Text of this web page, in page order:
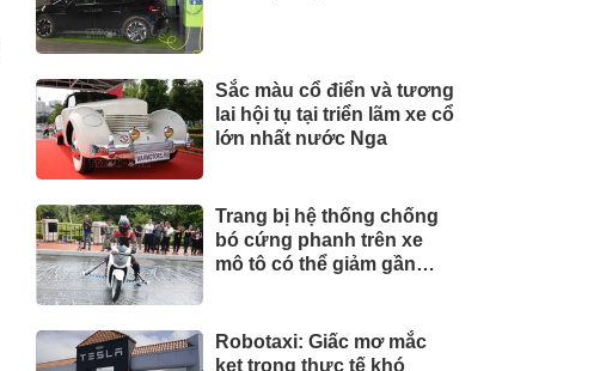
Sắc màu cổ điển và tương
lai hội tụ tại triển lãm xe cổ
lớn nhất nước Nga
Trang bị hệ thống chống
bó cứng phanh trên xe
mô tô có thể giảm gần
Robotaxi: Giấc mơ mắc
kẹt trong thực tế khó